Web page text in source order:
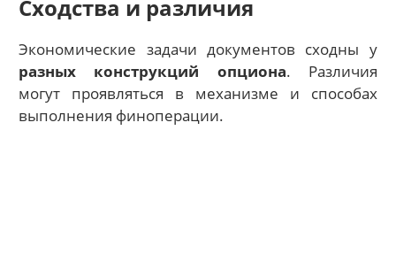
Сходства и различия
Экономические задачи документов сходны у
разных конструкций опциона. Различия
могут проявляться в механизме и способах
выполнения финоперации.